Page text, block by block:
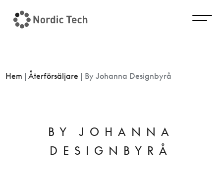
Hem |Återförsäljare | By Johanna Designbyrå
BY JOHANNA
DESIGNBYRÅ